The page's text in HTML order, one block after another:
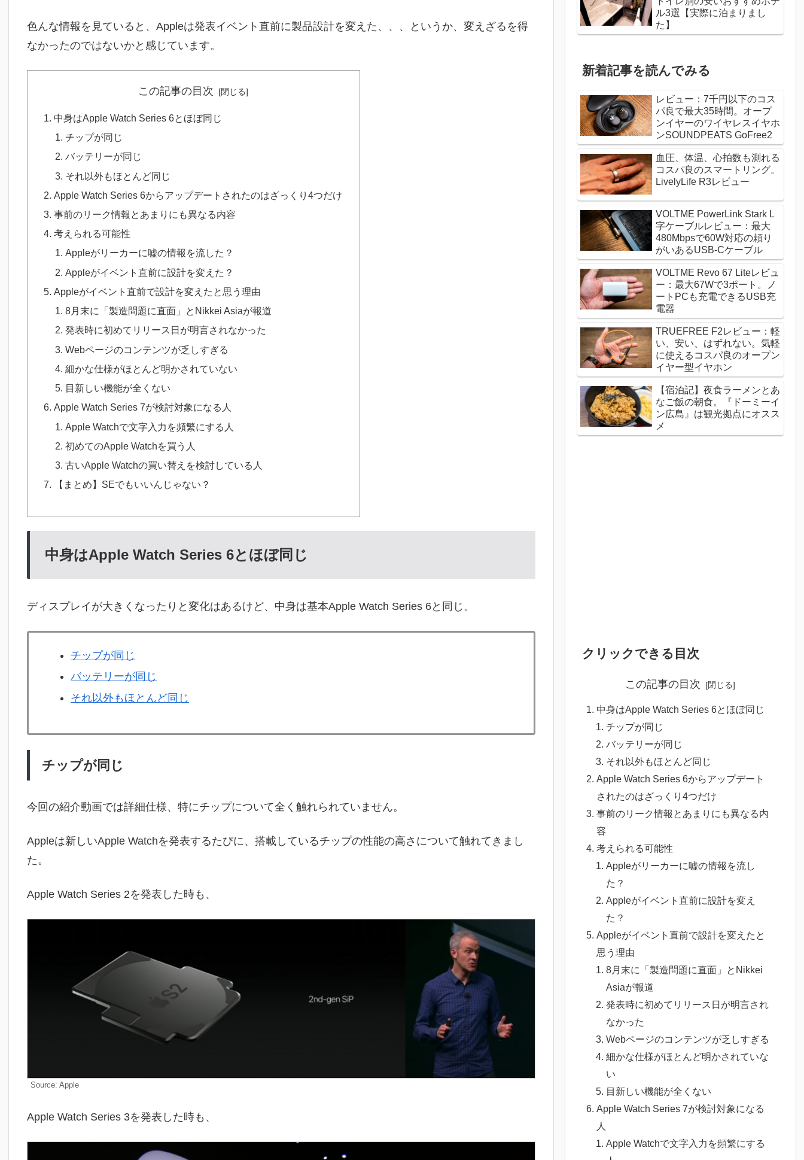
色んな情報を見ていると、Appleは発表イベント直前に製品設計を変えた、、、というか、変えざるを得
なかったのではないかと感じています。
この記事の目次
中身はApple Watch Series 6とほぼ同じ
チップが同じ
バッテリーが同じ
それ以外もほとんど同じ
Apple Watch Series 6からアップデートされたのはざっくり4つだけ
事前のリーク情報とあまりにも異なる内容
考えられる可能性
Appleがリーカーに嘘の情報を流した？
Appleがイベント直前に設計を変えた？
Appleがイベント直前で設計を変えたと思う理由
8月末に「製造問題に直面」とNikkei Asiaが報道
発表時に初めてリリース日が明言されなかった
Webページのコンテンツが乏しすぎる
細かな仕様がほとんど明かされていない
目新しい機能が全くない
Apple Watch Series 7が検討対象になる人
Apple Watchで文字入力を頻繁にする人
初めてのApple Watchを買う人
古いApple Watchの買い替えを検討している人
【まとめ】SEでもいいんじゃない？
中身はApple Watch Series 6とほぼ同じ
ディスプレイが大きくなったりと変化はあるけど、中身は基本Apple Watch Series 6と同じ。
チップが同じ
バッテリーが同じ
それ以外もほとんど同じ
チップが同じ
今回の紹介動画では詳細仕様、特にチップについて全く触れられていません。
Appleは新しいApple Watchを発表するたびに、搭載しているチップの性能の高さについて触れてきまし
た。
Apple Watch Series 2を発表した時も、
Source: Apple
Apple Watch Series 3を発表した時も、
ル3選【実際に泊まりまし
た】
新着記事を読んでみる
レビュー：7千円以下のコス
パ良で最大35時間。オープ
ンイヤーのワイヤレスイヤホ
ンSOUNDPEATS GoFree2
血圧、体温、心拍数も測れる
コスパ良のスマートリング。
LivelyLife R3レビュー
VOLTME PowerLink Stark L
字ケーブルレビュー：最大
480Mbpsで60W対応の頼り
がいあるUSB-Cケーブル
VOLTME Revo 67 Liteレビュ
ー：最大67Wで3ポート。ノ
ートPCも充電できるUSB充
電器
TRUEFREE F2レビュー：軽
い、安い、はずれない。気軽
に使えるコスパ良のオープン
イヤー型イヤホン
【宿泊記】夜食ラーメンとあ
なご飯の朝食。『ドーミーイ
ン広島』は観光拠点にオスス
メ
クリックできる目次
この記事の目次
中身はApple Watch Series 6とほぼ同じ
チップが同じ
バッテリーが同じ
それ以外もほとんど同じ
Apple Watch Series 6からアップデート
されたのはざっくり4つだけ
事前のリーク情報とあまりにも異なる内
容
考えられる可能性
Appleがリーカーに嘘の情報を流し
た？
Appleがイベント直前に設計を変え
た？
Appleがイベント直前で設計を変えたと
思う理由
8月末に「製造問題に直面」とNikkei
Asiaが報道
発表時に初めてリリース日が明言され
なかった
Webページのコンテンツが乏しすぎる
細かな仕様がほとんど明かされていな
い
目新しい機能が全くない
Apple Watch Series 7が検討対象になる
人
Apple Watchで文字入力を頻繁にする